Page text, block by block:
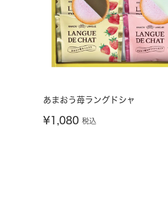
あまおう苺ラングドシャ
¥1,080 税込